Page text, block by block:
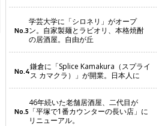
No.3
学芸大学に「シロネリ」がオープ
ン。自家製麺とラビオリ、本格焼酎
の居酒屋。自由が丘
No.4鎌倉に「Splice Kamakura（スプライ
ス カマクラ）」が開業。日本人に
No.5
46年続いた老舗居酒屋、二代目が
「平塚で1番カウンターの長い店」に
リニューアル。